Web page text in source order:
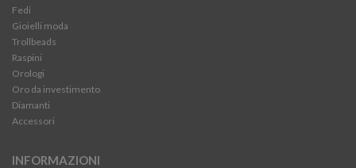
Fedi
Gioielli moda
Trollbeads
Raspini
Orologi
Oro da investimento
Diamanti
Accessori
INFORMAZIONI